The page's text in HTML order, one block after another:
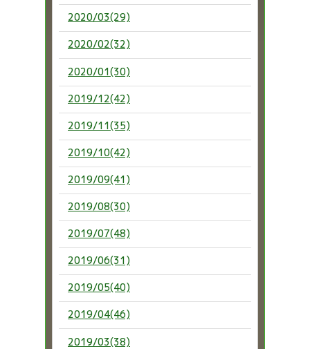
2020/03(29)
2020/02(32)
2020/01(30)
2019/12(42)
2019/11(35)
2019/10(42)
2019/09(41)
2019/08(30)
2019/07(48)
2019/06(31)
2019/05(40)
2019/04(46)
2019/03(38)